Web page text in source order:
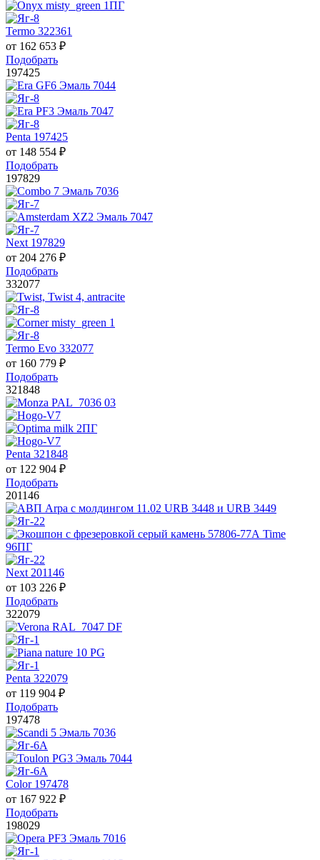
Termo 322361
от 162 653 ₽
Подобрать
197425
Penta 197425
от 148 554 ₽
Подобрать
197829
Next 197829
от 204 276 ₽
Подобрать
332077
Termo Evo 332077
от 160 779 ₽
Подобрать
321848
Penta 321848
от 122 904 ₽
Подобрать
201146
Next 201146
от 103 226 ₽
Подобрать
322079
Penta 322079
от 119 904 ₽
Подобрать
197478
Color 197478
от 167 922 ₽
Подобрать
198029